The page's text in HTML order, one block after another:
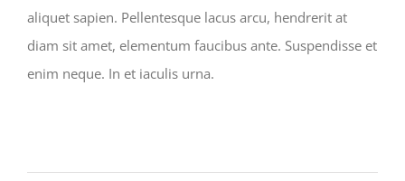
aliquet sapien. Pellentesque lacus arcu, hendrerit at
diam sit amet, elementum faucibus ante. Suspendisse et
enim neque. In et iaculis urna.